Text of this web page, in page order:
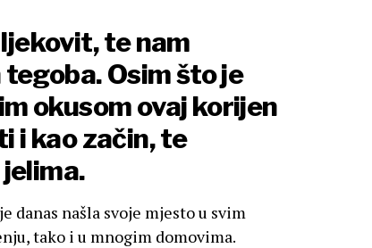
te nam
Osim što je
okusom ovaj korijen
i kao začin, te
danas našla svoje mjesto u svim
tako i u mnogim domovima.